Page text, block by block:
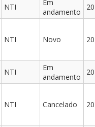
NTI
Em
andamento
NTI Novo
NTI
Em
andamento
NTI Cancelado